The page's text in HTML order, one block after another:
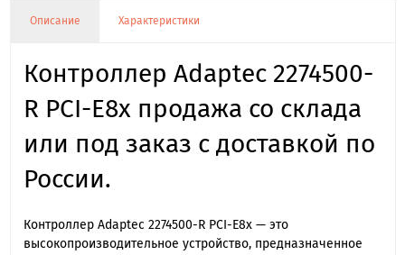
Описание Характеристики
Контроллер Adaptec 2274500-
R PCI-E8x продажа со склада
или под заказ с доставкой по
России.
Контроллер Adaptec 2274500-R PCI-E8x — это
высокопроизводительное устройство, предназначенное